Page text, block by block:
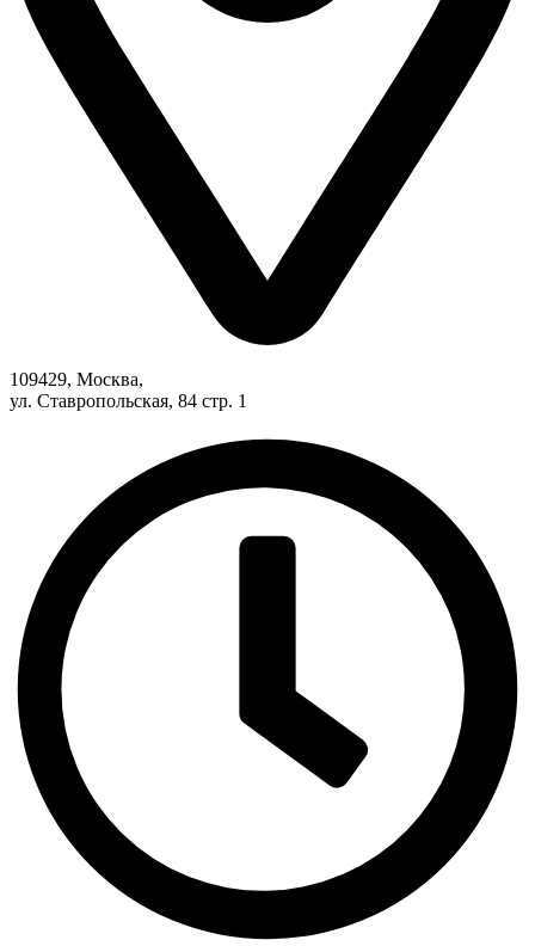
109429, Москва,
ул. Ставропольская, 84 стр. 1